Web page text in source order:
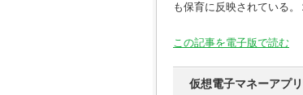
も保育に反映されている
この記事を電子版で読む
仮想電子マネーアプ